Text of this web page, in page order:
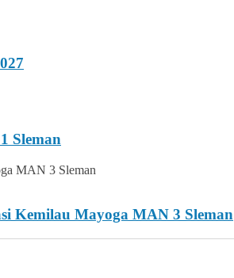
Sleman
Kemilau Mayoga MAN 3 Sleman